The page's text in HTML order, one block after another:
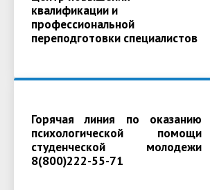
квалификации и
профессиональной
переподготовки специалистов
Горячая линия по оказанию
психологической помощи
студенческой молодежи
8(800)222-55-71